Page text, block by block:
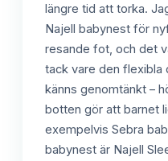
längre tid att torka.
Najell babynest för
resande fot, och det
tack vare den flexibla
känns genomtänkt –
botten gör att barnet
exempelvis Sebra
babynest är Najell